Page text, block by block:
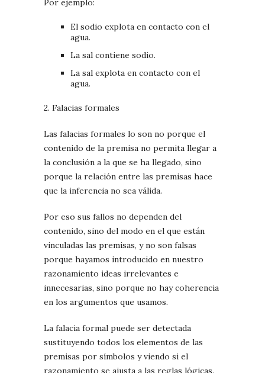
Por ejemplo:
El sodio explota en contacto con el
agua.
La sal contiene sodio.
La sal explota en contacto con el
agua.
2. Falacias formales
Las falacias formales lo son no porque el
contenido de la premisa no permita llegar a
la conclusión a la que se ha llegado, sino
porque la relación entre las premisas hace
que la inferencia no sea válida.
Por eso sus fallos no dependen del
contenido, sino del modo en el que están
vinculadas las premisas, y no son falsas
porque hayamos introducido en nuestro
razonamiento ideas irrelevantes e
innecesarias, sino porque no hay coherencia
en los argumentos que usamos.
La falacia formal puede ser detectada
sustituyendo todos los elementos de las
premisas por símbolos y viendo si el
razonamiento se ajusta a las reglas lógicas.